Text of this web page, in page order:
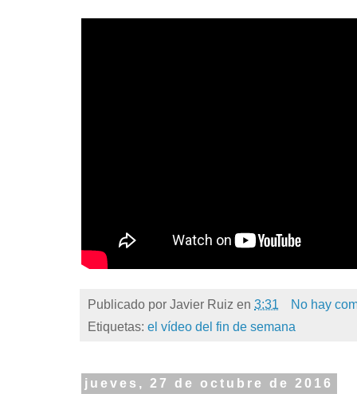
Publicado por Javier Ruiz en 3:31
No hay
Etiquetas: el vídeo del fin de semana
jueves, 27 de octubre de 2016